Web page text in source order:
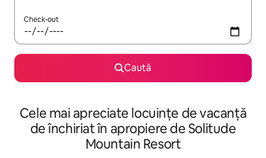
Check-out
Caută
Cele mai apreciate locuințe de vacanță
de închiriat în apropiere de Solitude
Mountain Resort